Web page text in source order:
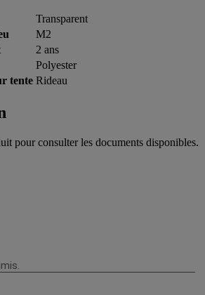
Transparent
M2
2 ans
Polyester
tente Rideau
pour consulter les documents disponibles.